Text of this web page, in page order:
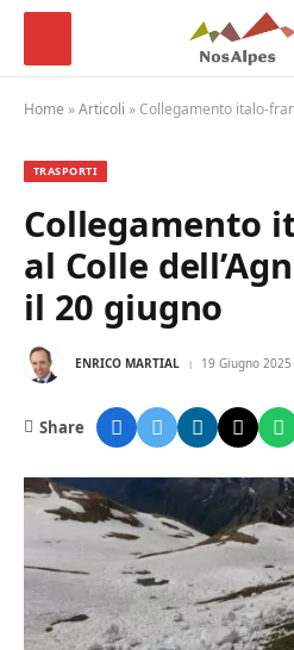
Home »Articoli »Collegamento italo‑francese
TRASPORTI
Collegamento
al Colle
il 20 giugno
ENRICO MARTIAL 19 Giugno 2025
Share